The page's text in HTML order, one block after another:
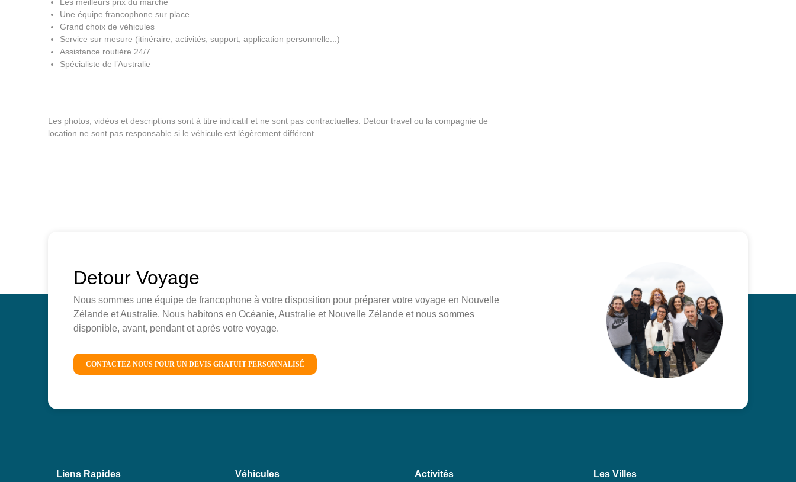
Les meilleurs prix du marché
Une équipe francophone sur place
Grand choix de véhicules
Service sur mesure (itinéraire, activités, support, application personnelle...)
Assistance routière 24/7
Spécialiste de l’Australie
Les photos, vidéos et descriptions sont à titre indicatif et ne sont pas contractuelles. Detour travel ou la compagnie de
location ne sont pas responsable si le véhicule est légèrement différent
Detour Voyage
Nous sommes une équipe de francophone à votre disposition pour préparer votre voyage en Nouvelle
Zélande et Australie. Nous habitons en Océanie, Australie et Nouvelle Zélande et nous sommes
disponible, avant, pendant et après votre voyage.
CONTACTEZ NOUS POUR UN DEVIS GRATUIT PERSONNALISÉ
Liens Rapides Véhicules Activités Les Villes